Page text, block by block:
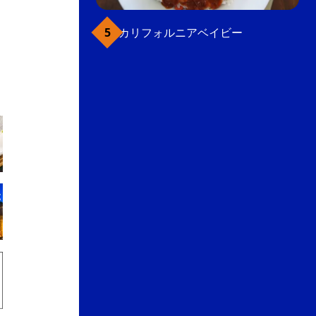
カリフォルニアベイビー